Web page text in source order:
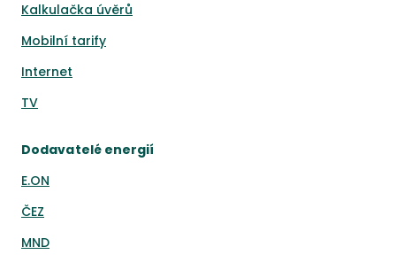
Kalkulačka úvěrů
Mobilní tarify
Internet
TV
Dodavatelé energií
E.ON
ČEZ
MND